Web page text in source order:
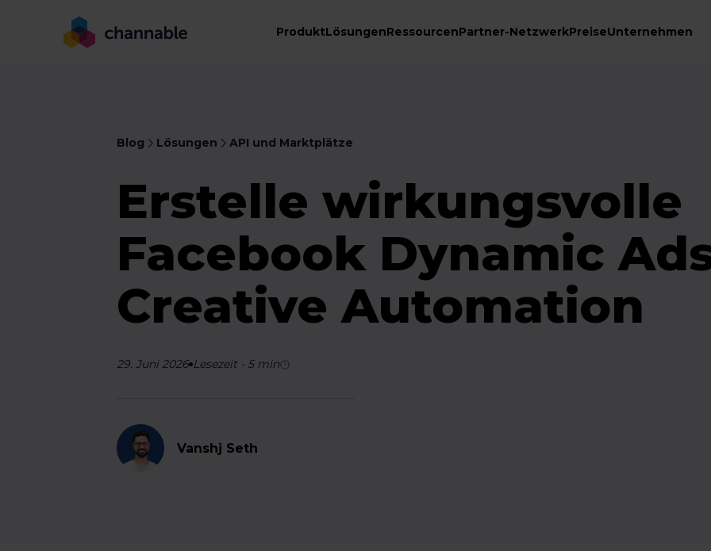
ProduktLösungenRessourcenPartner-NetzwerkPreiseUnternehmen
Blog Lösungen API und Marktplätze
Erstelle wirkungsvolle
Facebook Dynamic
Creative Automation
29. Juni 2026 Lesezeit - 5min
Vanshj Seth